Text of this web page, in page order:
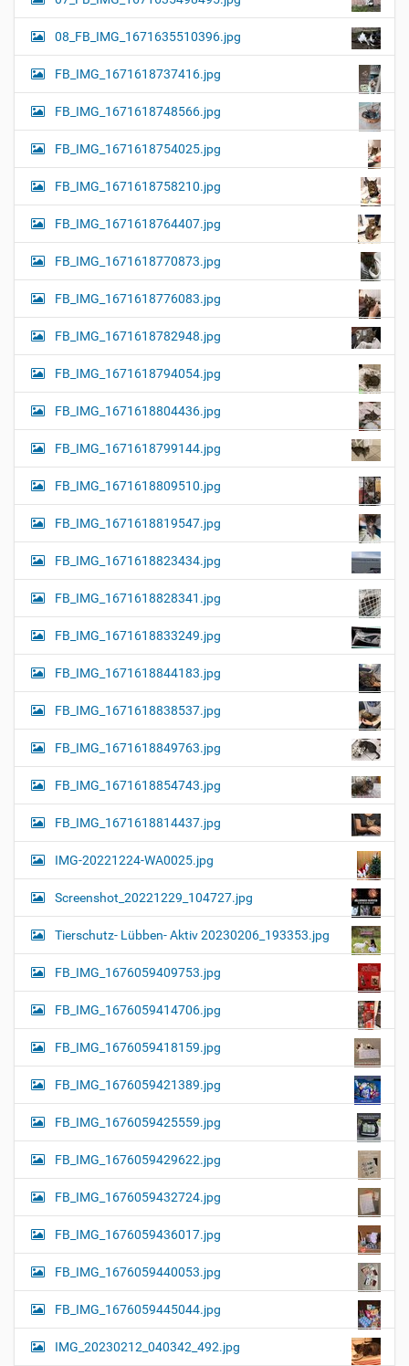
08_FB_IMG_1671635510396.jpg
FB_IMG_1671618737416.jpg
FB_IMG_1671618748566.jpg
FB_IMG_1671618754025.jpg
FB_IMG_1671618758210.jpg
FB_IMG_1671618764407.jpg
FB_IMG_1671618770873.jpg
FB_IMG_1671618776083.jpg
FB_IMG_1671618782948.jpg
FB_IMG_1671618794054.jpg
FB_IMG_1671618804436.jpg
FB_IMG_1671618799144.jpg
FB_IMG_1671618809510.jpg
FB_IMG_1671618819547.jpg
FB_IMG_1671618823434.jpg
FB_IMG_1671618828341.jpg
FB_IMG_1671618833249.jpg
FB_IMG_1671618844183.jpg
FB_IMG_1671618838537.jpg
FB_IMG_1671618849763.jpg
FB_IMG_1671618854743.jpg
FB_IMG_1671618814437.jpg
IMG-20221224-WA0025.jpg
Screenshot_20221229_104727.jpg
Tierschutz- Lübben- Aktiv 20230206_193353.jpg
FB_IMG_1676059409753.jpg
FB_IMG_1676059414706.jpg
FB_IMG_1676059418159.jpg
FB_IMG_1676059421389.jpg
FB_IMG_1676059425559.jpg
FB_IMG_1676059429622.jpg
FB_IMG_1676059432724.jpg
FB_IMG_1676059436017.jpg
FB_IMG_1676059440053.jpg
FB_IMG_1676059445044.jpg
IMG_20230212_040342_492.jpg